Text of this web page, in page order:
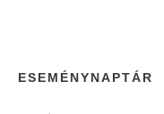
ESEMÉNYNAPTÁR